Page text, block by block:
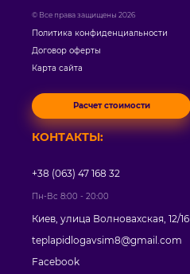
© Все права защищены 2026
Политика конфиденциальности
Договор оферты
Карта сайта
Расчет стоимости
КОНТАКТЫ:
+38 (063) 47 168 32
Пн-Вс 8:00 - 20:00
Киев, улица Волновахская, 12/16
teplapidlogavsim8@gmail.com
Facebook